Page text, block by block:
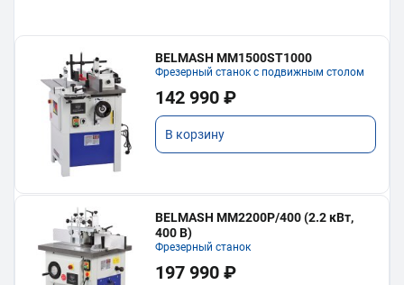
BELMASH MM1500ST1000
Фрезерный станок с подвижным столом
142 990 ₽
В корзину
BELMASH MM2200P/400 (2.2 кВт,
400 В)
Фрезерный станок
197 990 ₽